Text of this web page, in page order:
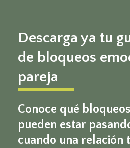
Descarga ya tu
de bloqueos
pareja
Conoce qué
pueden estar
cuando una relación